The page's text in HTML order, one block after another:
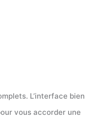
L’interface bien
vous accorder une